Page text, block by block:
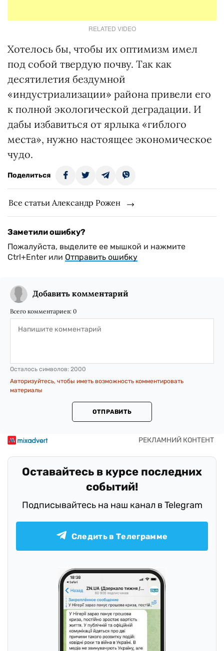
RELATED VIDEO
Хотелось бы, чтобы их оптимизм имел
под собой твердую почву. Так как
десятилетия бездумной
«индустриализации» района привели его
к полной экологической деградации. И
дабы избавиться от ярлыка «гиблого
места», нужно настоящее экономическое
чудо.
Поделиться
Все статьи Александр Рожен
Заметили ошибку?
Пожалуйста, выделите ее мышкой и нажмите
Ctrl+Enter или Отправить ошибку
Добавить комментарий
Всего комментариев: 0
Осталось символов: 2000
Авторизуйтесь, чтобы иметь возможность комментировать
материалы
ОТПРАВИТЬ
Оставайтесь в курсе последних
событий!
Подписывайтесь на наш канал в Telegram
Следить в Телеграмме